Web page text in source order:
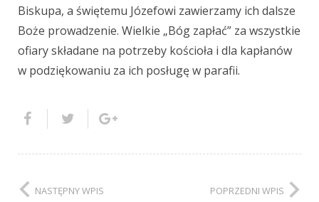
Biskupa, a świętemu Józefowi zawierzamy ich dalsze
Boże prowadzenie. Wielkie „Bóg zapłać” za wszystkie
ofiary składane na potrzeby kościoła i dla kapłanów
w podziękowaniu za ich posługę w parafii.
POPRZEDNI WPIS
NASTĘPNY WPIS